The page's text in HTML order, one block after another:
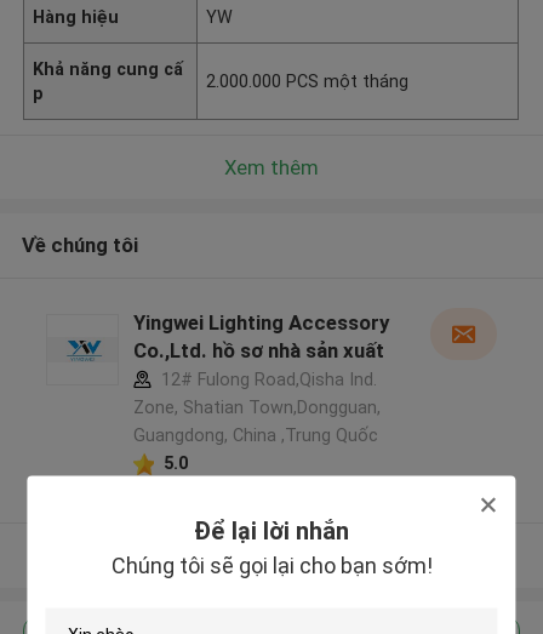
Để lại lời nhắn
Chúng tôi sẽ gọi lại cho bạn sớm!
Hàng hiệu YW
Khả năng cung cấ
p
2.000.000 PCS một tháng
Xem thêm
Về chúng tôi
Yingwei Lighting Accessory
Co.,Ltd. hồ sơ nhà sản xuất
12# Fulong Road,Qisha Ind.
Zone, Shatian Town,Dongguan,
Guangdong, China ,Trung Quốc
5.0
Xem thêm